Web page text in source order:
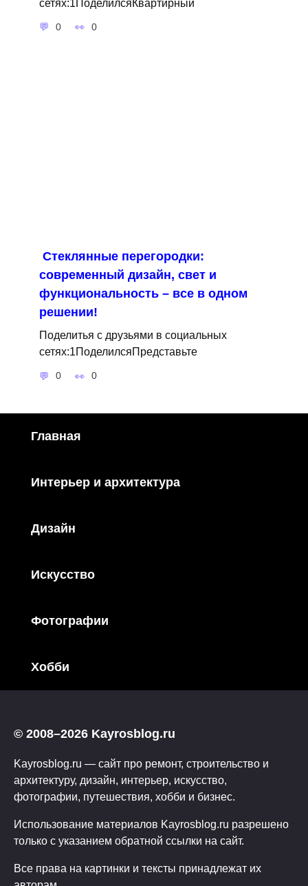
сетях:1ПоделилсяКвартирный
0 0
Стеклянные перегородки:
современный дизайн, свет и
функциональность – все в одном
решении!
Поделитья с друзьями в социальных
сетях:1ПоделилсяПредставьте
0 0
Главная
Интерьер и архитектура
Дизайн
Искусство
Фотографии
Хобби
© 2008–2026 Kayrosblog.ru
Kayrosblog.ru — сайт про ремонт, строительство и
архитектуру, дизайн, интерьер, искусство,
фотографии, путешествия, хобби и бизнес.
Использование материалов Kayrosblog.ru разрешено
только с указанием обратной ссылки на сайт.
Все права на картинки и тексты принадлежат их